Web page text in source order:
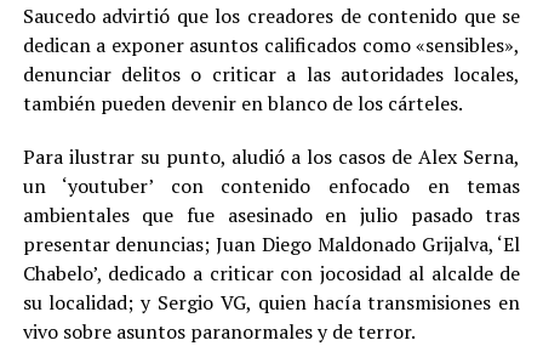
Saucedo advirtió que los creadores de contenido que se
dedican a exponer asuntos calificados como «sensibles»,
denunciar delitos o criticar a las autoridades locales,
también pueden devenir en blanco de los cárteles.
Para ilustrar su punto, aludió a los casos de Alex Serna,
un ‘youtuber’ con contenido enfocado en temas
ambientales que fue asesinado en julio pasado tras
presentar denuncias; Juan Diego Maldonado Grijalva, ‘El
Chabelo’, dedicado a criticar con jocosidad al alcalde de
su localidad; y Sergio VG, quien hacía transmisiones en
vivo sobre asuntos paranormales y de terror.